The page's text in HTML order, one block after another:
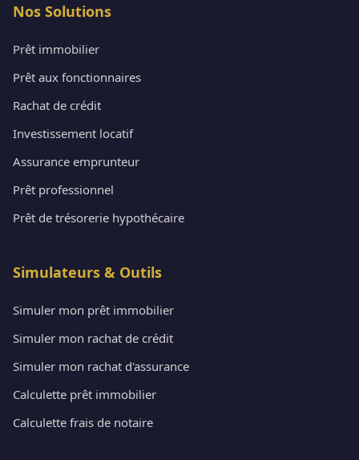
Nos Solutions
Prêt immobilier
Prêt aux fonctionnaires
Rachat de crédit
Investissement locatif
Assurance emprunteur
Prêt professionnel
Prêt de trésorerie hypothécaire
Simulateurs & Outils
Simuler mon prêt immobilier
Simuler mon rachat de crédit
Simuler mon rachat d'assurance
Calculette prêt immobilier
Calculette frais de notaire